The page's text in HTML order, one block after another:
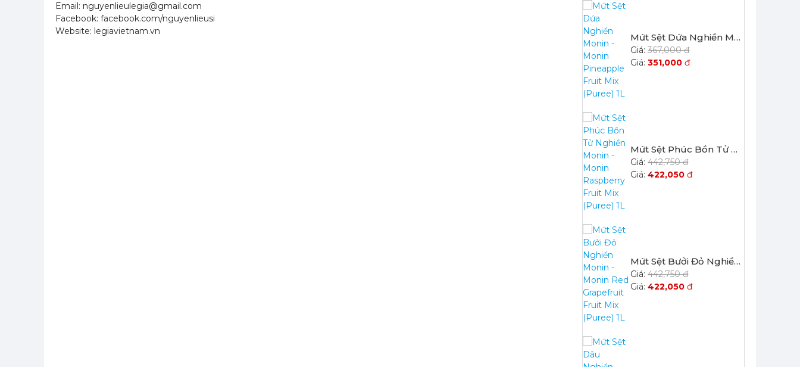
Mứt Sệt Dứa Nghiền Monin - Monin Pineapple Fruit Mix (Puree) 1L
367,000 đ
351,000 đ
Mứt Sệt Phúc Bồn Tử Nghiền Monin - Monin Raspberry Fruit Mix (Puree) 1L
442,750 đ
422,050 đ
Mứt Sệt Bưởi Đỏ Nghiền Monin - Monin Red Grapefruit Fruit Mix (Puree) 1L
442,750 đ
422,050 đ
Email: nguyenlieulegia@gmail.com
Facebook: facebook.com/nguyenlieusi
Website: legiavietnam.vn